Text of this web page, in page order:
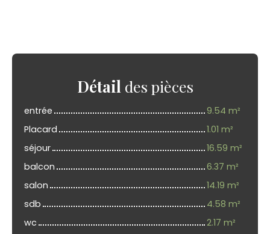
Détail des pièces
entrée
9.54 m²
Placard
1.01 m²
séjour
16.59 m²
balcon
6.37 m²
salon
14.19 m²
sdb
4.58 m²
wc
2.17 m²